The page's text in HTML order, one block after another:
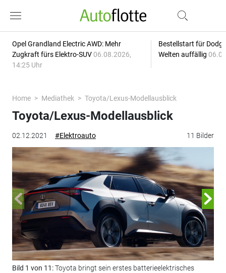
Opel Grandland Electric AWD: Mehr
Zugkraft fürs Elektro-SUV 06.08.2026,
14:25 Uhr
Bestellstart für
Welten auffällig
Home Mediathek Toyota/Lexus-Modellausblick
02.12.2021 #Elektroauto 11 Bilder
Toyota/Lexus-Modellausblick
Bild 1 von 11:Toyota bringt sein erstes batterieelektrisches